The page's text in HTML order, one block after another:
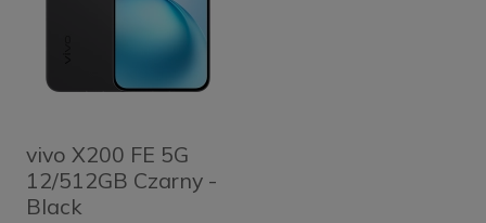
vivo X200 FE 5G
12/512GB Czarny -
Black